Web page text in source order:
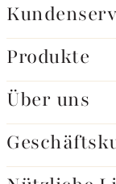
Produkte
Über uns